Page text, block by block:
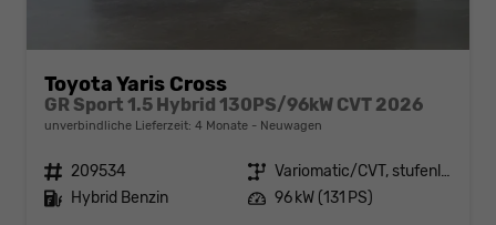
Toyota Yaris Cross
GR Sport 1.5 Hybrid 130PS/96kW CVT 2026
unverbindliche Lieferzeit: 4 Monate Neuwagen
Fahrzeugnr. 209534 Getriebe
Variomatic/CVT, stufenlos
Kraftstoff Hybrid Benzin Leistung 96 kW (131 PS)